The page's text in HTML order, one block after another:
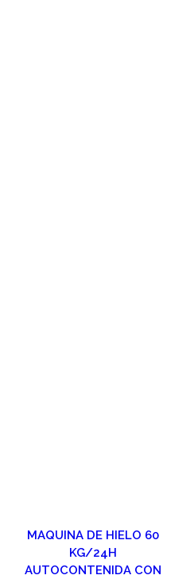
MAQUINA DE HIELO 60
KG/24H
AUTOCONTENIDA CON